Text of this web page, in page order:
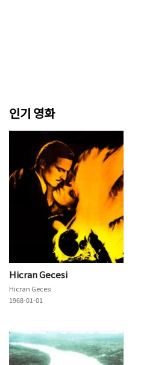
인기 영화
Hicran Gecesi
Hicran Gecesi
1968-01-01